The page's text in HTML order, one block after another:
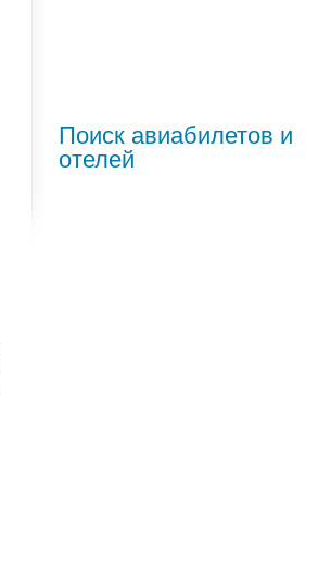
Поиск авиабилетов и
отелей